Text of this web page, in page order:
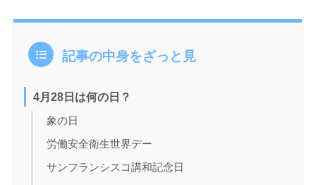
記事の中身をざっと見
4月28日は何の日？
象の日
労働安全衛生世界デー
サンフランシスコ講和記念日